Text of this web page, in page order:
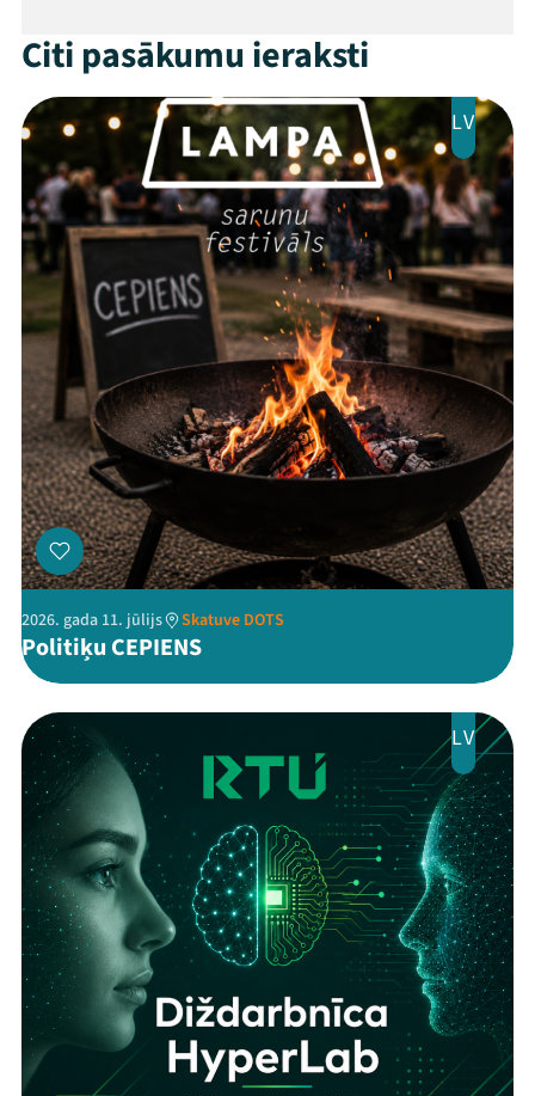
Festivāls
Programma
Arhīvs
Viņi bija LAMPĀ 2026
Jaunumi
Ziedo
Veikals
Kontakti
ThreadsFacebookYoutube
X Instagram
Flick TikTok
Citi pasākumu ieraksti
LV
2026. gada 11. jūlijs Skatuve DOTS
Politiķu CEPIENS
LV